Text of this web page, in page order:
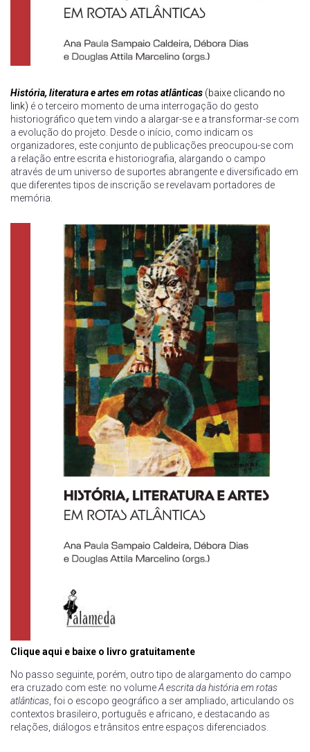
História, literatura e artes em rotas atlânticas (baixe clicando no
link) é o terceiro momento de uma interrogação do gesto
historiográfico que tem vindo a alargar-se e a transformar-se com
a evolução do projeto. Desde o início, como indicam os
organizadores, este conjunto de publicações preocupou-se com
a relação entre escrita e historiografia, alargando o campo
através de um universo de suportes abrangente e diversificado em
que diferentes tipos de inscrição se revelavam portadores de
memória.
Clique aqui e baixe o livro gratuitamente
No passo seguinte, porém, outro tipo de alargamento do campo
era cruzado com este: no volumeA escrita da história em rotas
atlânticas, foi o escopo geográfico a ser ampliado, articulando os
contextos brasileiro, português e africano, e destacando as
relações, diálogos e trânsitos entre espaços diferenciados.